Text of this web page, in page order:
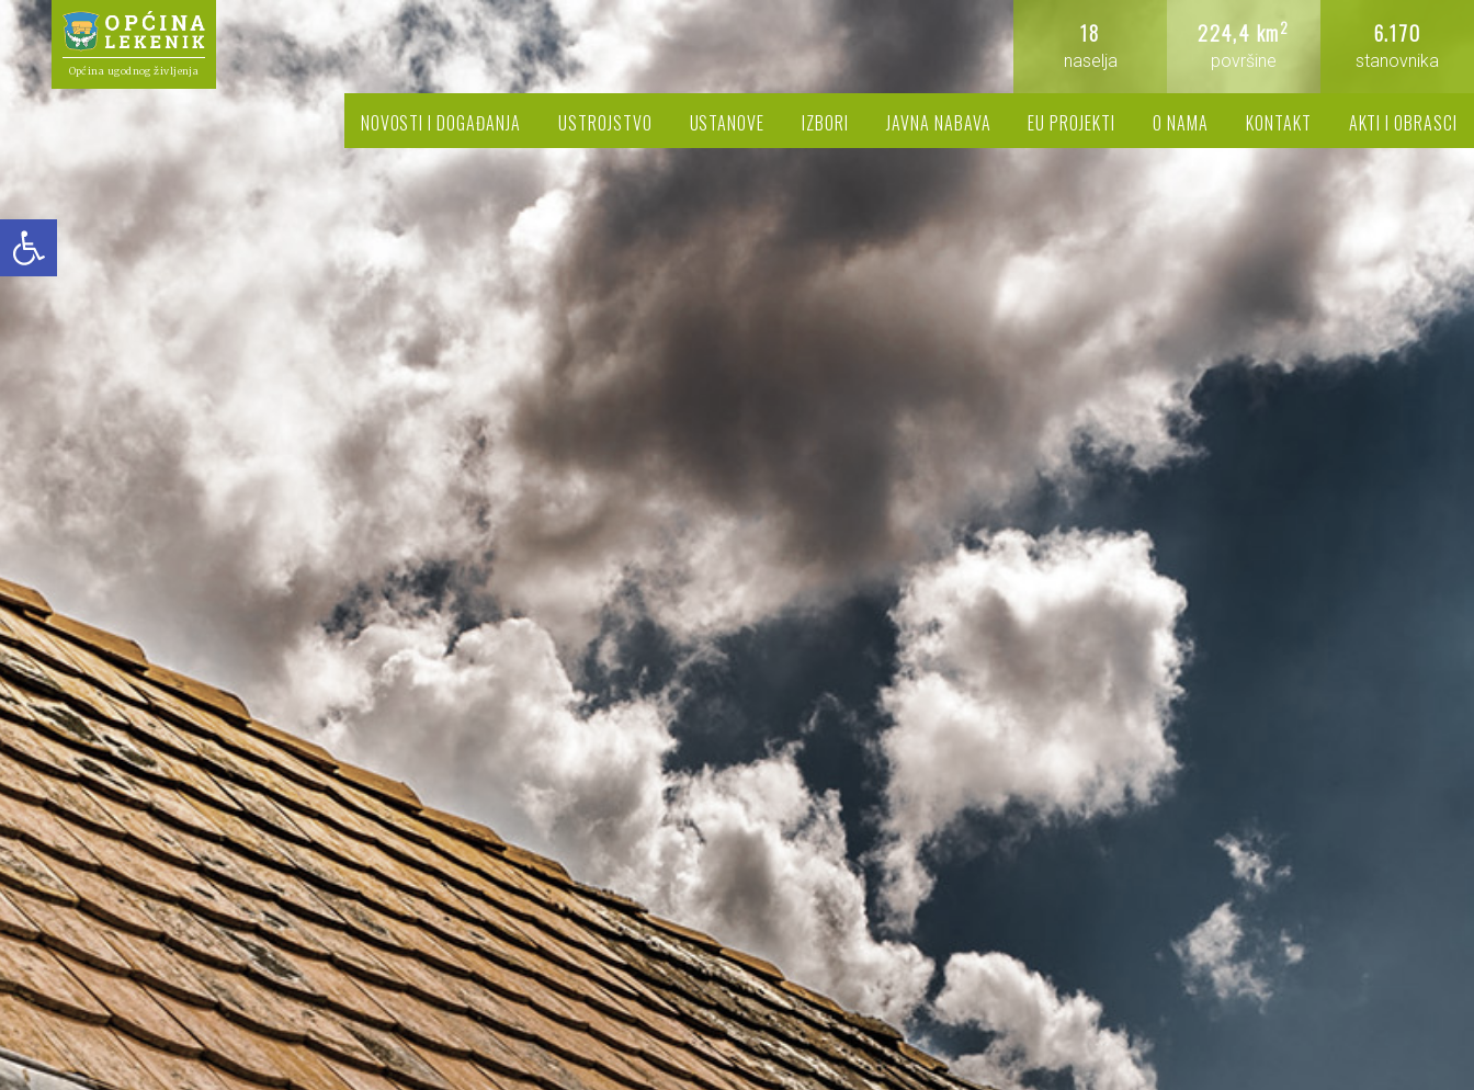
Open toolbar
Općina ugodnog življenja
6.170
stanovnika
224,4 km2
površine
18
naselja
NOVOSTI I DOGAĐANJA USTROJSTVO USTANOVE IZBORI JAVNA NABAVA EU PROJEKTI O NAMA KONTAKT AKTI I OBRASCI